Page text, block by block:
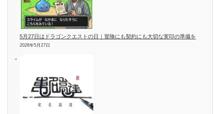
5月27日はドラゴンクエストの日｜冒険にも契約にも大切な実印の準備を
2026年5月27日